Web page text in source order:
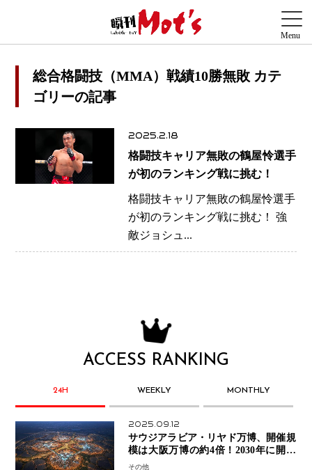
総合格闘技（MMA）戦績10勝無敗 カテ
ゴリーの記事
2025.2.18
格闘技キャリア無敗の鶴屋怜選手
が初のランキング戦に挑む！
格闘技キャリア無敗の鶴屋怜選手
が初のランキング戦に挑む！ 強
敵ジョシュ...
ACCESS RANKING
24H WEEKLY MONTHLY
2025.09.12
サウジアラビア・リヤド万博、開催規
模は大阪万博の約4倍！2030年に開幕
予定
その他